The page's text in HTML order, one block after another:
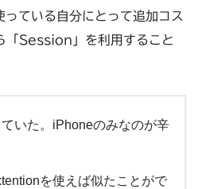
ている自分にとって追加コス
「Session」を利用すること
いた。iPhoneのみなのが辛
を使えば似たことがで